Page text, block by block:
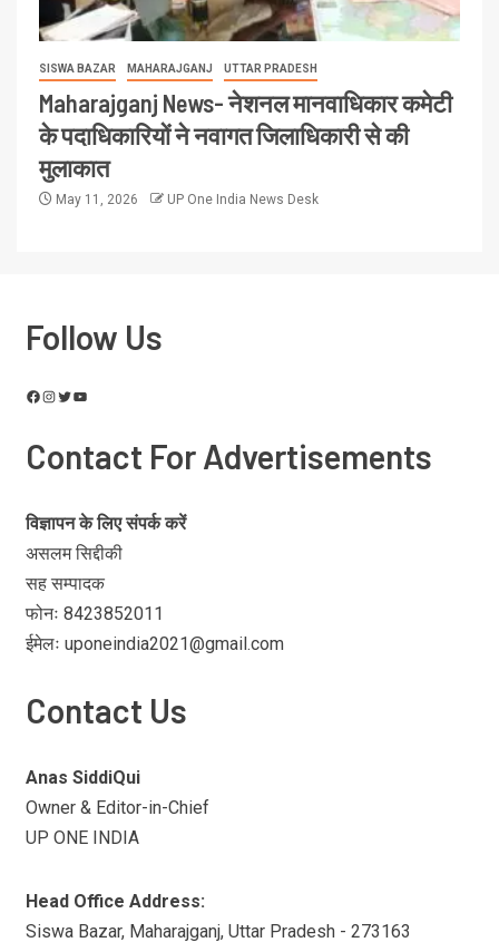
SISWA BAZAR MAHARAJGANJ UTTAR PRADESH
Maharajganj News- नेशनल मानवाधिकार कमेटी
के पदाधिकारियों ने नवागत जिलाधिकारी से की
मुलाकात
May 11, 2026 UP One India News Desk
Follow Us
Contact For Advertisements
विज्ञापन के लिए संपर्क करें
असलम सिद्दीकी
सह सम्पादक
फोनः 8423852011
ईमेलः uponeindia2021@gmail.com
Contact Us
Anas SiddiQui
Owner & Editor-in-Chief
UP ONE INDIA
Head Office Address:
Siswa Bazar, Maharajganj, Uttar Pradesh - 273163